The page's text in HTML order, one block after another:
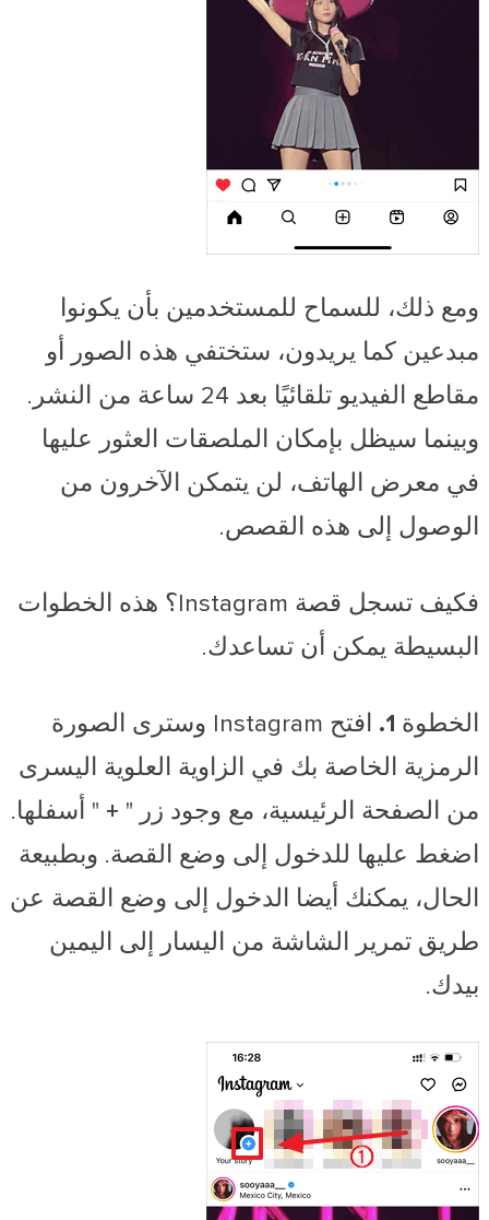
ومع ذلك، للسماح للمستخدمين بأن يكونوا
مبدعين كما يريدون، ستختفي هذه الصور أو
مقاطع الفيديو تلقائيًا بعد 24 ساعة من النشر.
وبينما سيظل بإمكان الملصقات العثور عليها
في معرض الهاتف، لن يتمكن الآخرون من
الوصول إلى هذه القصص.
فكيف تسجل قصة Instagram؟ هذه الخطوات
البسيطة يمكن أن تساعدك.
الخطوة 1.
افتح Instagram وسترى الصورة
الرمزية الخاصة بك في الزاوية العلوية اليسرى
من الصفحة الرئيسية، مع وجود زر " + " أسفلها.
اضغط عليها للدخول إلى وضع القصة. وبطبيعة
الحال، يمكنك أيضا الدخول إلى وضع القصة عن
طريق تمرير الشاشة من اليسار إلى اليمين
بيدك.